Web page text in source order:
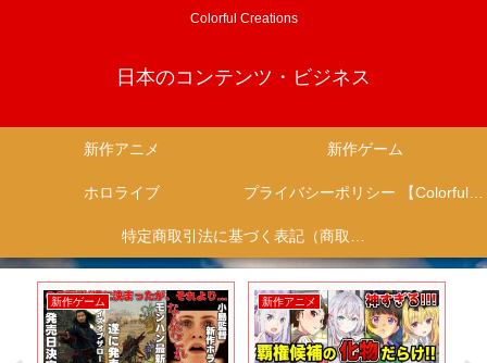
Colorful Creations
日本のコンテンツ・ビジネス
新作アニメ 新作ゲーム
ホロライブ プライバシーポリシー 【Colorful Creation】
特定商取引法に基づく表記（商取引に関する開示）
新作ゲーム 新作アニメ